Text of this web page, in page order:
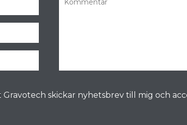
skickar nyhetsbrev till mig och